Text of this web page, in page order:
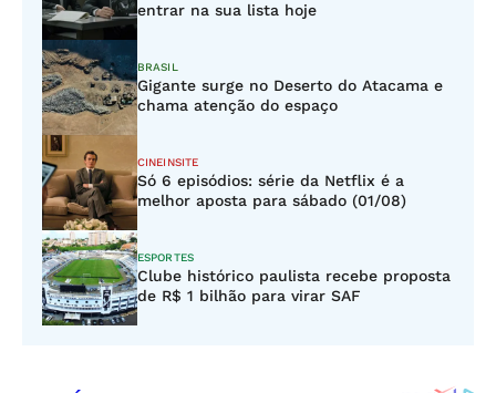
entrar na sua lista hoje
BRASIL
Gigante surge no Deserto do Atacama e
chama atenção do espaço
CINEINSITE
Só 6 episódios: série da Netflix é a
melhor aposta para sábado (01/08)
ESPORTES
Clube histórico paulista recebe proposta
de R$ 1 bilhão para virar SAF